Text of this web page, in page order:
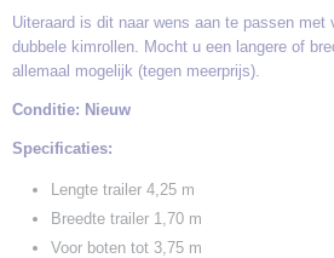
Uiteraard is dit naar wens aan te passen
dubbele kimrollen. Mocht u een langere of
allemaal mogelijk (tegen meerprijs).
Conditie: Nieuw
Specificaties:
Lengte trailer 4,25 m
Breedte trailer 1,70 m
Voor boten tot 3,75 m